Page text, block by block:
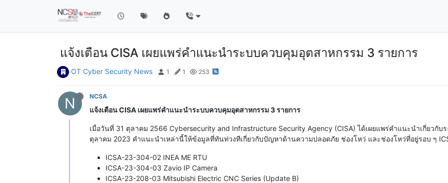
แจ้งเตือน CISA เผยแพร่คำแนะนำระบบควบคุมอุตสาหกรรม 3 รายการ
OT Cyber Security News 1 1 253
N NCSA
แจ้งเตือน CISA เผยแพร่คำแนะนำระบบควบคุมอุตสาหกรรม 3 รายการ
เมื่อวันที่ 31 ตุลาคม 2566 Cybersecurity and Infrastructure Security Agency (CISA) ได้เผยแพร่คำแนะนำเกี่ยวกับ
ตุลาคม 2023 คำแนะนำเหล่านี้ให้ข้อมูลที่ทันท่วงทีเกี่ยวกับปัญหาด้านความปลอดภัย ช่องโหว่ และช่องโหว่ที่อยู่รอบ ๆ
ICSA-23-304-02 INEA ME RTU
ICSA-23-304-03 Zavio IP Camera
ICSA-23-208-03 Mitsubishi Electric CNC Series (Update B)